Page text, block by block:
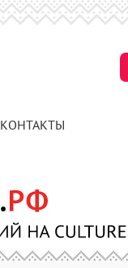
КОНТАКТЫ